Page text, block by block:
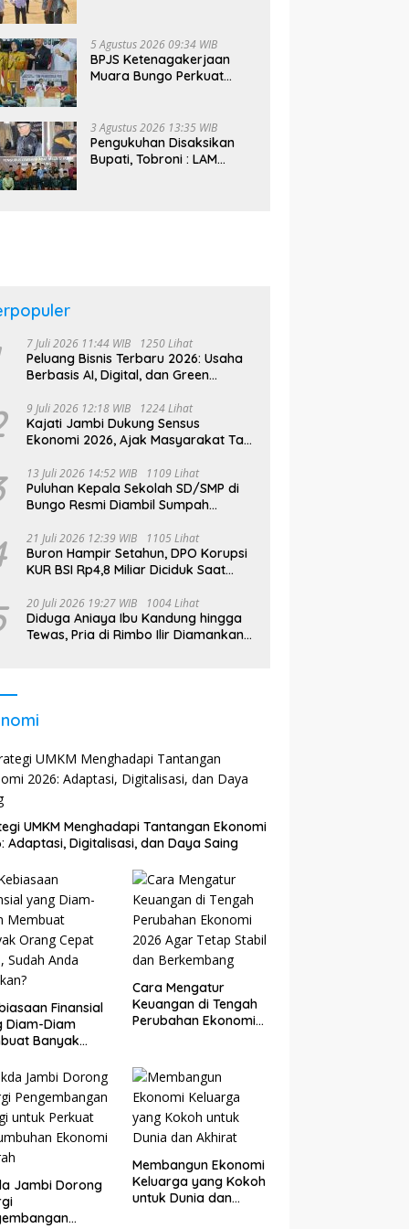
5 Agustus 2026 09:34 WIB
BPJS Ketenagakerjaan
Muara Bungo Perkuat
Dongkrak UCJ
3 Agustus 2026 13:35 WIB
Pengukuhan Disaksikan
Bupati, Tobroni : LAM
7 Juli 2026 11:44 WIB 1250 Lihat
Peluang Bisnis Terbaru 2026: Usaha
Berbasis AI, Digital, dan Green
9 Juli 2026 12:18 WIB 1224 Lihat
Kajati Jambi Dukung Sensus
Ekonomi 2026, Ajak Masyarakat Tak
13 Juli 2026 14:52 WIB 1109 Lihat
Puluhan Kepala Sekolah SD/SMP di
Bungo Resmi Diambil Sumpah
21 Juli 2026 12:39 WIB 1105 Lihat
Buron Hampir Setahun, DPO Korupsi
KUR BSI Rp4,8 Miliar Diciduk Saat
20 Juli 2026 19:27 WIB 1004 Lihat
Diduga Aniaya Ibu Kandung hingga
Tewas, Pria di Rimbo Ilir Diamankan
UMKM Menghadapi Tantangan Ekonomi
Adaptasi, Digitalisasi, dan Daya Saing
Finansial
Diam-Diam
Banyak
Anda Lakukan?
Cara Mengatur
Keuangan di Tengah
Perubahan Ekonomi
Berkembang
Jambi Dorong
Membangun Ekonomi
Keluarga yang Kokoh
untuk Dunia dan